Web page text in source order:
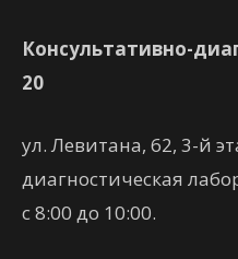
Консультативно-
20
ул. Левитана, 62, 3-й
диагностическая
с 8:00 до 10:00.